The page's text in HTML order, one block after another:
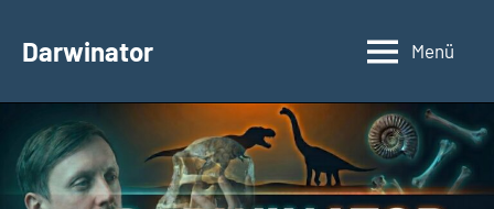
InhaltDarwinator
Evolutionsbiologie
Menü